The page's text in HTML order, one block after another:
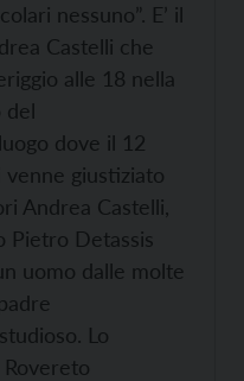
nessuno”. E’ il
Castelli che
alle 18 nella
del
dove il 12
venne giustiziato
Andrea Castelli,
Pietro Detassis
uomo dalle molte
Lo